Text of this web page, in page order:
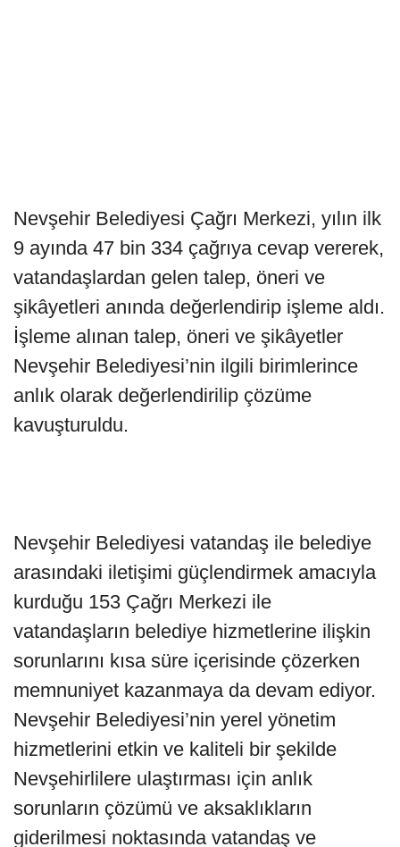
Nevşehir Belediyesi Çağrı Merkezi, yılın ilk
9 ayında 47 bin 334 çağrıya cevap vererek,
vatandaşlardan gelen talep, öneri ve
şikâyetleri anında değerlendirip işleme aldı.
İşleme alınan talep, öneri ve şikâyetler
Nevşehir Belediyesi’nin ilgili birimlerince
anlık olarak değerlendirilip çözüme
kavuşturuldu.
Nevşehir Belediyesi vatandaş ile belediye
arasındaki iletişimi güçlendirmek amacıyla
kurduğu 153 Çağrı Merkezi ile
vatandaşların belediye hizmetlerine ilişkin
sorunlarını kısa süre içerisinde çözerken
memnuniyet kazanmaya da devam ediyor.
Nevşehir Belediyesi’nin yerel yönetim
hizmetlerini etkin ve kaliteli bir şekilde
Nevşehirlilere ulaştırması için anlık
sorunların çözümü ve aksaklıkların
giderilmesi noktasında vatandaş ve